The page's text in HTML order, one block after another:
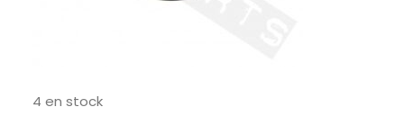
4 en stock